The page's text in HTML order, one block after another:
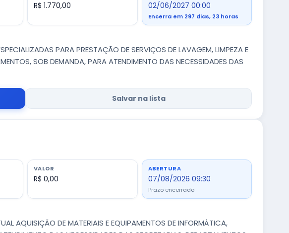
R$ 1.770,00 02/06/2027 00:00
Encerra em 297 dias, 23 horas
PARA PRESTAÇÃO DE SERVIÇOS DE LAVAGEM, LIMPEZA E
SOB DEMANDA, PARA ATENDIMENTO DAS NECESSIDADES DAS
Salvar na lista
VALOR
R$ 0,00
ABERTURA
07/08/2026 09:30
Prazo encerrado
AQUISIÇÃO DE MATERIAIS E EQUIPAMENTOS DE INFORMÁTICA,